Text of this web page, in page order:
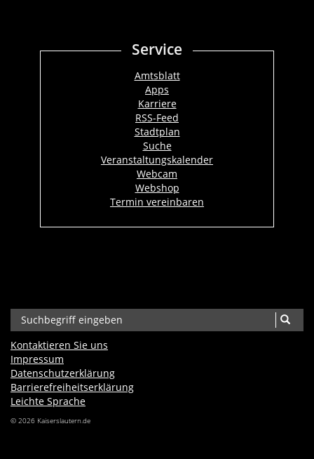
Service
Amtsblatt
Apps
Karriere
RSS-Feed
Stadtplan
Suche
Veranstaltungskalender
Webcam
Webshop
Termin vereinbaren
Kontaktieren Sie uns
Impressum
Datenschutzerklärung
Barrierefreiheits­erklärung
Leichte Sprache
© 2026 Kaiserslautern.de